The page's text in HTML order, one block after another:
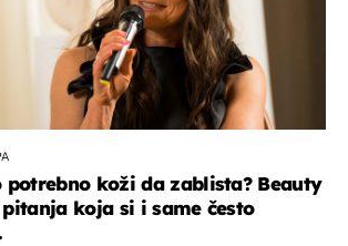
potrebno koži da zablista? Beauty
koja si i same često